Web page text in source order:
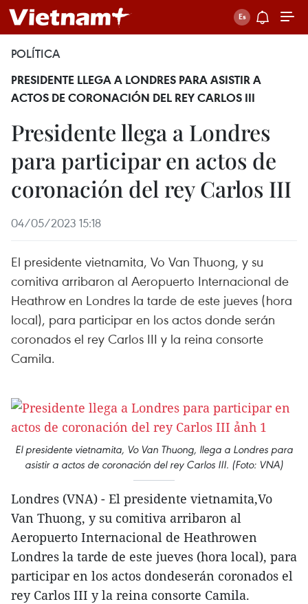
POLÍTICA
PRESIDENTE LLEGA A LONDRES PARA ASISTIR A
ACTOS DE CORONACIÓN DEL REY CARLOS III
Presidente llega a Londres
para participar en actos de
coronación del rey Carlos III
04/05/2023 15:18
El presidente vietnamita, Vo Van Thuong, y su
comitiva arribaron al Aeropuerto Internacional de
Heathrow en Londres la tarde de este jueves (hora
local), para participar en los actos donde serán
coronados el rey Carlos III y la reina consorte
Camila.
El presidente vietnamita, Vo Van Thuong, llega a Londres para
asistir a actos de coronación del rey Carlos III. (Foto: VNA)
Londres (VNA) - El presidente vietnamita,Vo
Van Thuong, y su comitiva arribaron al
Aeropuerto Internacional de Heathrowen
Londres la tarde de este jueves (hora local), para
participar en los actos dondeserán coronados el
rey Carlos III y la reina consorte Camila.